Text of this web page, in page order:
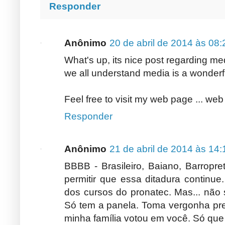
Responder
Anônimo 20 de abril de 2014 às
What's up, its nice post regarding
we all understand media is a
Feel free to visit my web page ...
Responder
Anônimo 21 de abril de 2014 às
BBBB - Brasileiro, Baiano,
permitir que essa ditadura
dos cursos do pronatec. Mas...
Só tem a panela. Toma vergonha
minha família votou em você. Só